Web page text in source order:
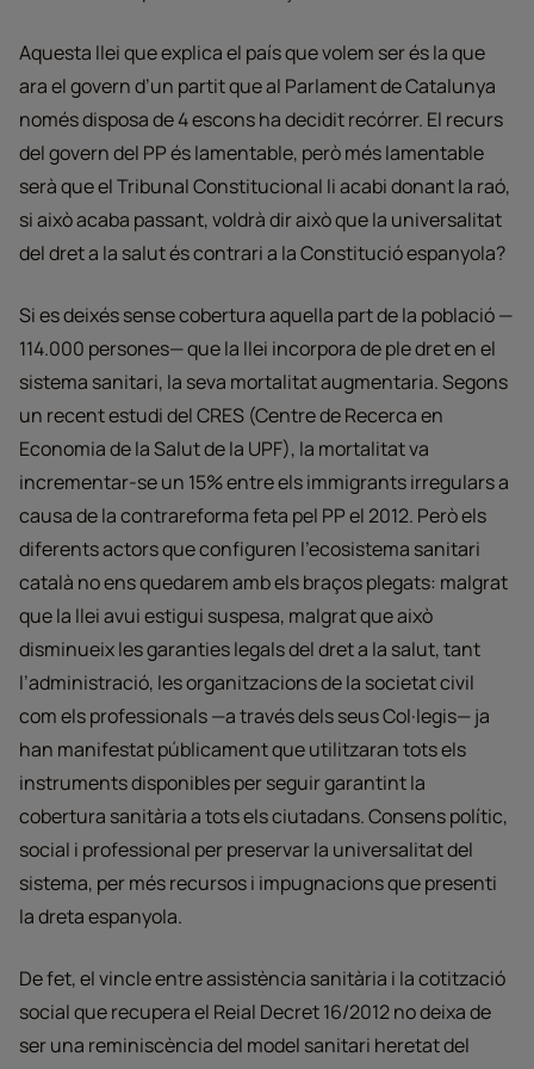
Aquesta llei que explica el país que volem ser és la que
ara el govern d’un partit que al Parlament de Catalunya
només disposa de 4 escons ha decidit recórrer. El recurs
del govern del PP és lamentable, però més lamentable
serà que el Tribunal Constitucional li acabi donant la raó,
si això acaba passant, voldrà dir això que la universalitat
del dret a la salut és contrari a la Constitució espanyola?
Si es deixés sense cobertura aquella part de la població —
114.000 persones— que la llei incorpora de ple dret en el
sistema sanitari, la seva mortalitat augmentaria. Segons
un recent estudi del CRES (Centre de Recerca en
Economia de la Salut de la UPF), la mortalitat va
incrementar-se un 15% entre els immigrants irregulars a
causa de la contrareforma feta pel PP el 2012. Però els
diferents actors que configuren l’ecosistema sanitari
català no ens quedarem amb els braços plegats: malgrat
que la llei avui estigui suspesa, malgrat que això
disminueix les garanties legals del dret a la salut, tant
l’administració, les organitzacions de la societat civil
com els professionals —a través dels seus Col·legis— ja
han manifestat públicament que utilitzaran tots els
instruments disponibles per seguir garantint la
cobertura sanitària a tots els ciutadans. Consens polític,
social i professional per preservar la universalitat del
sistema, per més recursos i impugnacions que presenti
la dreta espanyola.
De fet, el vincle entre assistència sanitària i la cotització
social que recupera el Reial Decret 16/2012 no deixa de
ser una reminiscència del model sanitari heretat del